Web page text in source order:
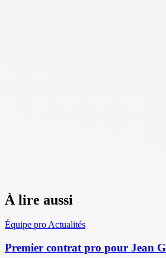
À lire aussi
Équipe proActualités
Premier contrat pro pour Jean